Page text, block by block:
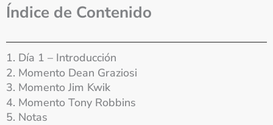
Índice de Contenido
1. Día 1 – Introducción
2. Momento Dean Graziosi
3. Momento Jim Kwik
4. Momento Tony Robbins
5. Notas